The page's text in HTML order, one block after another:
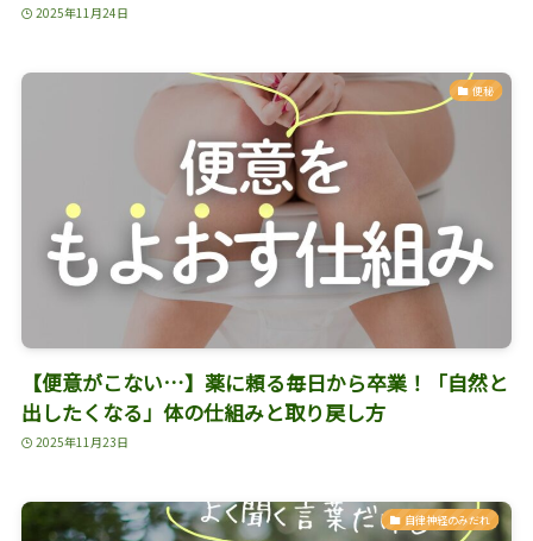
2025年11月24日
便秘
【便意がこない…】薬に頼る毎日から卒業！「自然と
出したくなる」体の仕組みと取り戻し方
2025年11月23日
自律神経のみだれ